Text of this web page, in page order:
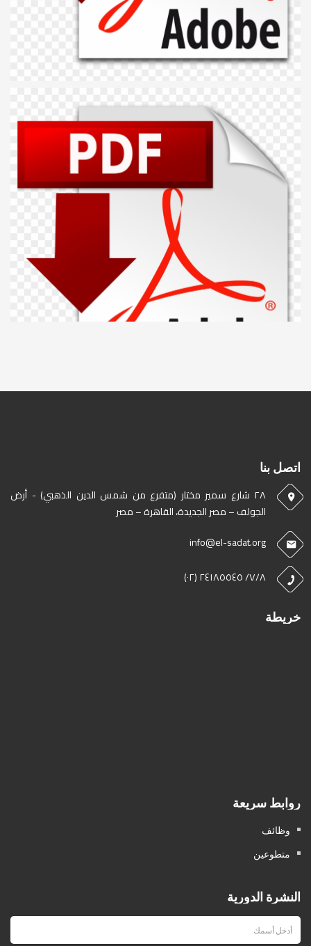
اتصل بنا
٢٨ شارع سمير مختار (متفرع من شمس الدين الذهبي) - أرض
الجولف – مصر الجديدة، القاهرة – مصر
info@el-sadat.org
٧/٨/ ٢٤١٨٥٥٤٥ (٠٢)
خريطة
روابط سريعة
وظائف
متطوعين
النشرة الدورية